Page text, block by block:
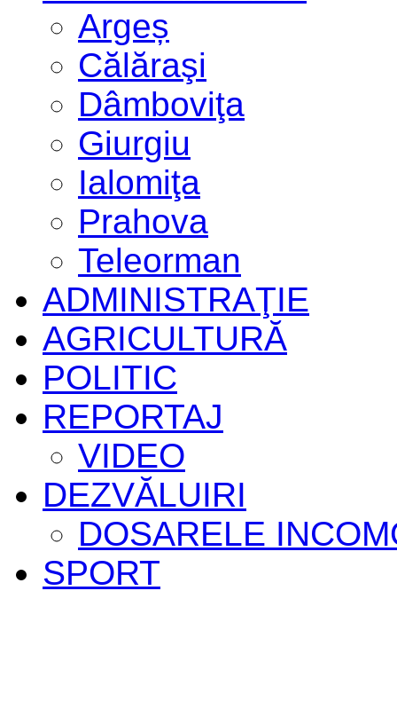
Argeș
Călăraşi
Dâmboviţa
Giurgiu
Ialomiţa
Prahova
Teleorman
ADMINISTRAŢIE
AGRICULTURĂ
POLITIC
REPORTAJ
VIDEO
DEZVĂLUIRI
DOSARELE
SPORT